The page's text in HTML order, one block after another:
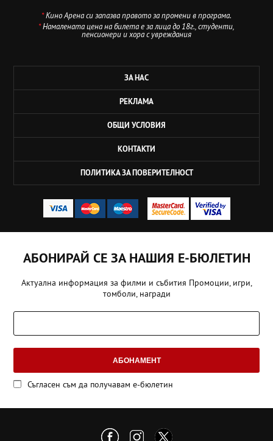
*Кино Арена си запазва правото за промени в програма.
*Намалената цена на билета е за лица до 18г., студенти,
пенсионери и хора с увреждания
ЗА НАС
РЕКЛАМА
ОБЩИ УСЛОВИЯ
КОНТАКТИ
ПОЛИТИКА ЗА ПОВЕРИТЕЛНОСТ
АБОНИРАЙ СЕ ЗА НАШИЯ Е-БЮЛЕТИН
Актуална информация за филми и събития Промоции, игри,
томболи, награди
АБОНАМЕНТ
Съгласен съм да получавам е-бюлетин